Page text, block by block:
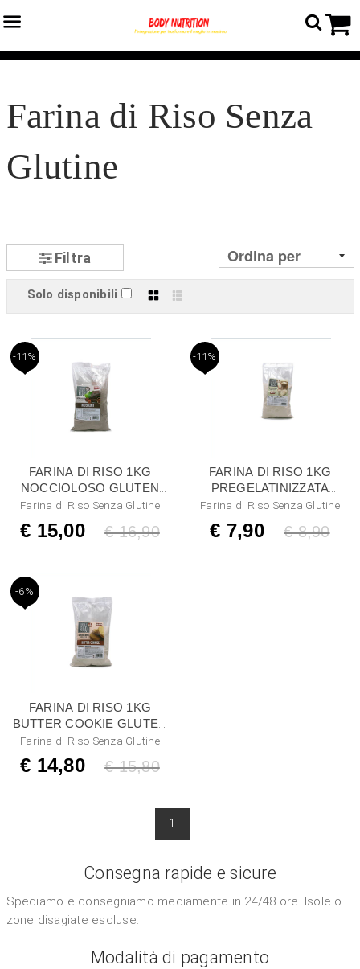
Home Catalogo prodotti ›
›
Farina di Riso Senza
Glutine
Filtra
Solo disponibili
GrigliaLista
-11%
FARINA DI RISO 1KG
NOCCIOLOSO GLUTEN
FREE
Farina di Riso Senza Glutine
€ 15,00 Listino
€ 16,90
-11%
FARINA DI RISO 1KG
PREGELATINIZZATA
GLUTEN FREE
Farina di Riso Senza Glutine
€ 7,90 Listino
€ 8,90
-6%
FARINA DI RISO 1KG
BUTTER COOKIE GLUTEN
FREE
Farina di Riso Senza Glutine
€ 14,80 Listino
€ 15,80
1
Consegna rapide e sicure
Spediamo e consegniamo mediamente in 24/48 ore. Isole o
zone disagiate escluse.
Modalità di pagamento